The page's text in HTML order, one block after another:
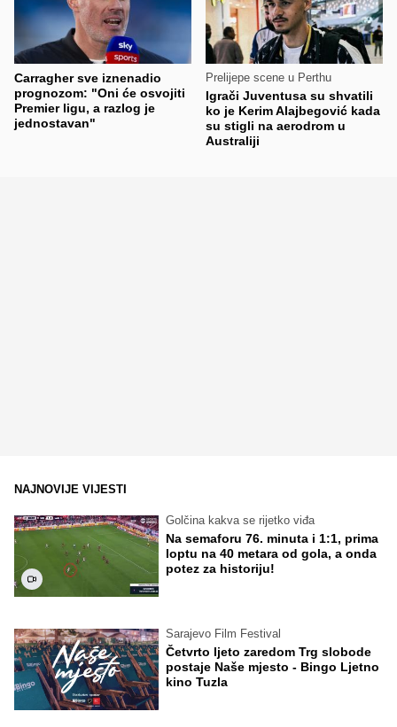
Carragher sve iznenadio
prognozom: "Oni će osvojiti
Premier ligu, a razlog je
jednostavan"
Prelijepe scene u Perthu
Igrači Juventusa su shvatili
ko je Kerim Alajbegović kada
su stigli na aerodrom u
Australiji
NAJNOVIJE VIJESTI
Golčina kakva se rijetko viđa
Na semaforu 76. minuta i 1:1, prima
loptu na 40 metara od gola, a onda
potez za historiju!
Sarajevo Film Festival
Četvrto ljeto zaredom Trg slobode
postaje Naše mjesto - Bingo Ljetno
kino Tuzla